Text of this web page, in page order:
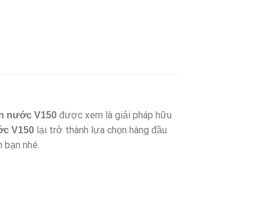
nước V150 được xem là giải pháp hữu
V150 lại trở thành lựa chọn hàng đầu
nhé.